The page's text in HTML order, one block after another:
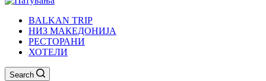
BALKAN TRIP
НИЗ МАКЕДОНИЈА
РЕСТОРАНИ
ХОТЕЛИ
Search